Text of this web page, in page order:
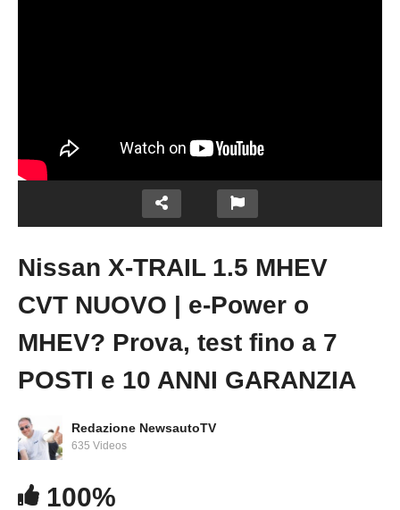
Copy Embed Code
Nissan X-TRAIL 1.5 MHEV
CVT NUOVO | e-Power o
MHEV? Prova, test fino a 7
POSTI e 10 ANNI GARANZIA
Redazione NewsautoTV
635 Videos
100%